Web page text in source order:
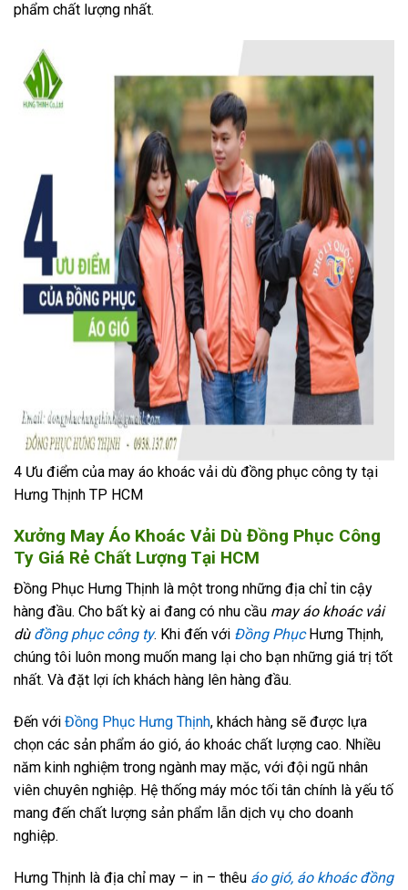
phẩm chất lượng nhất.
4 Ưu điểm của may áo khoác vải dù đồng phục công ty tại
Hưng Thịnh TP HCM
Xưởng May Áo Khoác Vải Dù Đồng Phục Công
Ty Giá Rẻ Chất Lượng Tại HCM
Đồng Phục Hưng Thịnh là một trong những địa chỉ tin cậy
hàng đầu. Cho bất kỳ ai đang có nhu cầu may áo khoác vải
dù đồng phục công ty. Khi đến với Đồng PhụcHưng Thịnh,
chúng tôi luôn mong muốn mang lại cho bạn những giá trị tốt
nhất. Và đặt lợi ích khách hàng lên hàng đầu.
Đến với Đồng Phục Hưng Thịnh, khách hàng sẽ được lựa
chọn các sản phẩm áo gió, áo khoác chất lượng cao. Nhiều
năm kinh nghiệm trong ngành may mặc, với đội ngũ nhân
viên chuyên nghiệp. Hệ thống máy móc tối tân chính là yếu tố
mang đến chất lượng sản phẩm lẫn dịch vụ cho doanh
nghiệp.
Hưng Thịnh là địa chỉ may – in – thêu áo gió, áo khoác đồng